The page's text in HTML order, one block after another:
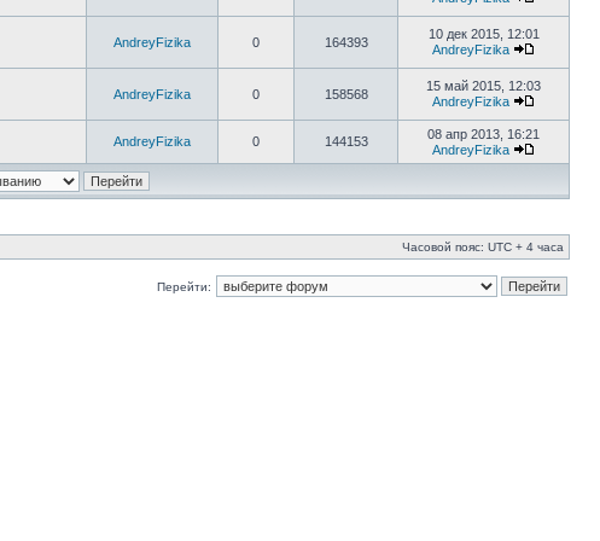
AndreyFizika 0 164393
10 дек 2015, 12:01
AndreyFizika
AndreyFizika 0 158568
15 май 2015, 12:03
AndreyFizika
AndreyFizika 0 144153
08 апр 2013, 16:21
AndreyFizika
Часовой пояс: UTC + 4 часа
Перейти: